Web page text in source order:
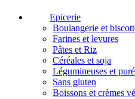
Epicerie
Boulangerie et
Farines et levures
Pâtes et Riz
Céréales et soja
Légumineuses et
Sans gluten
Boissons et crèmes